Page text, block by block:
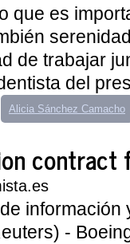
que es
de trabajar
del
Alicia Sánchez Camacho
contract
información
-